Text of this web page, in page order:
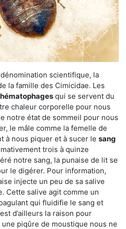
scientifique, la
la famille des Cimicidae. Les
qui se servent du
chaleur corporelle pour nous
notre état de sommeil pour nous
le mâle comme la femelle de
à nous piquer et à sucer le sang
trois à quinze
notre sang, la punaise de lit se
le digérer. Pour information,
injecte un peu de sa salive
Cette salive agit comme un
qui fluidifie le sang et
d’ailleurs la raison pour
piqûre de moustique nous ne